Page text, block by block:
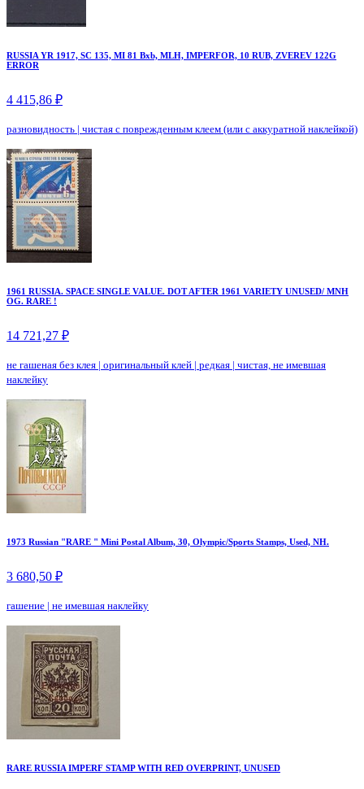
RUSSIA YR 1917, SC 135, MI 81 Bxb, MLH, IMPERFOR, 10 RUB, ZVEREV 122G
ERROR
4 415,86 ₽
разновидность | чистая с поврежденным клеем (или с аккуратной наклейкой)
1961 RUSSIA. SPACE SINGLE VALUE. DOT AFTER 1961 VARIETY UNUSED/ MNH
OG. RARE !
14 721,27 ₽
не гашеная без клея | оригинальный клей | редкая | чистая, не имевшая
наклейку
1973 Russian "RARE " Mini Postal Album, 30, Olympic/Sports Stamps, Used, NH.
3 680,50 ₽
гашение | не имевшая наклейку
RARE RUSSIA IMPERF STAMP WITH RED OVERPRINT, UNUSED